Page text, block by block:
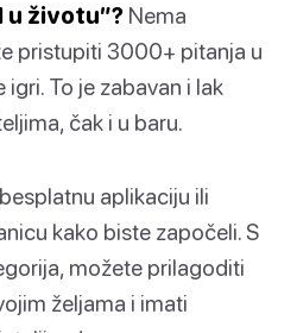
u životu”? Nema
pristupiti 3000+ pitanja u
To je zabavan i lak
čak i u baru.
aplikaciju ili
kako biste započeli. S
možete prilagoditi
željama i imati